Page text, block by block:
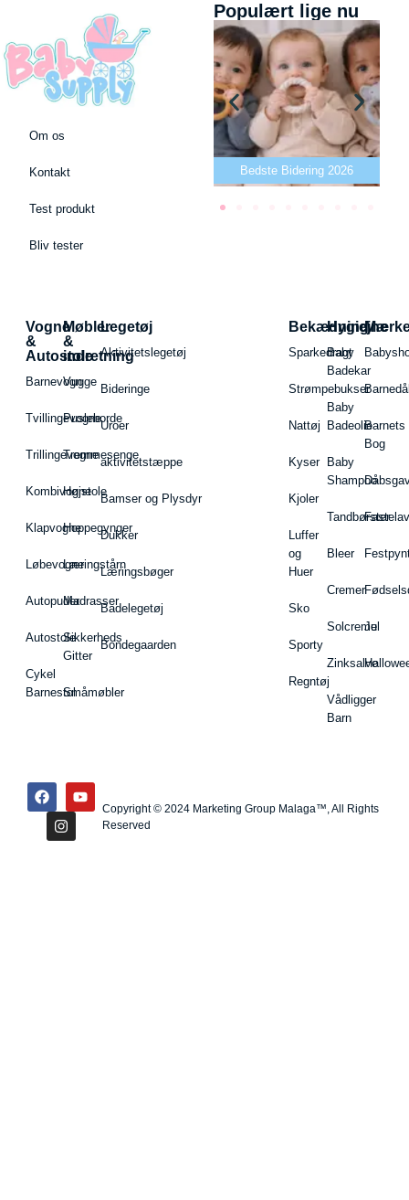
Om os
Kontakt
Test produkt
Bliv tester
Populært lige nu
Bedste puslepude 2026 Bedste Bidering 2026
Vogne
&
Autostole
Barnevogn
Tvillingevogne
Trillingevogne
Kombivogne
Klapvogne
Løbevogne
Autopuder
Autostole
Cykel
Barnestol
Møbler
&
indretning
Vugge
Pusleborde
Tremmesenge
Højstole
Hoppegynger
Læringstårn
Madrasser
Sikkerheds
Gitter
Småmøbler
Legetøj
Aktivitetslegetøj
Bideringe
Uroer
aktivitetstæppe
Bamser og Plysdyr
Dukker
Læringsbøger
Badelegetøj
Bondegaarden
Bekædning
Sparkedragt
Strømpebukser
Nattøj
Kyser
Kjoler
Luffer
og
Huer
Sko
Sporty
Regntøj
Hygiejne
Baby
Badekar
Baby
Badeolie
Baby
Shampoo
Tandbørster
Bleer
Cremer
Solcreme
Zinksalve
Vådligger
Barn
Barnets
Bog
Jul
Copyright © 2024 Marketing Group Malaga™, All Rights
Reserved